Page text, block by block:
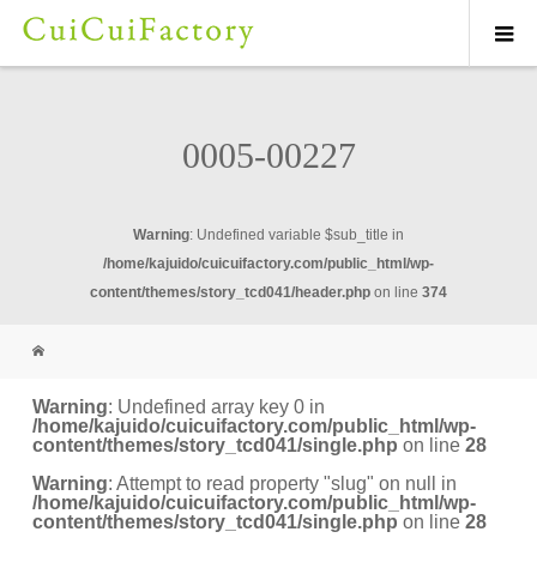
0005-00227
Warning: Undefined variable $sub_title in
/home/kajuido/cuicuifactory.com/public_html/wp-
content/themes/story_tcd041/header.php on line 374
Warning: Undefined array key 0 in
/home/kajuido/cuicuifactory.com/public_html/wp-
content/themes/story_tcd041/single.php on line28
Warning: Attempt to read property "slug" on null in
/home/kajuido/cuicuifactory.com/public_html/wp-
content/themes/story_tcd041/single.php on line28